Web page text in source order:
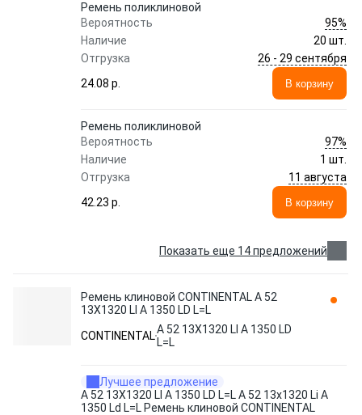
Ремень поликлиновой
Вероятность
95%
Наличие
20 шт.
Отгрузка
26 - 29 сентября
24.08 p.
В корзину
Ремень поликлиновой
Вероятность
97%
Наличие
1 шт.
Отгрузка
11 августа
42.23 p.
В корзину
Показать еще 14 предложений
Ремень клиновой CONTINENTAL A 52
13X1320 LI A 1350 LD L=L
CONTINENTALA 52 13X1320 LI A 1350 LD
L=L
Лучшее предложение
A 52 13X1320 LI A 1350 LD L=L A 52 13x1320 Li A
1350 Ld L=L Ремень клиновой CONTINENTAL